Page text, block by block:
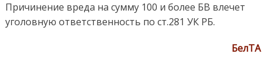
Причинение вреда на сумму 100 и более БВ влечет
уголовную ответственность по ст.281 УК РБ.
БелТА